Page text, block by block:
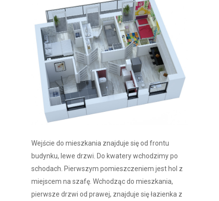
Wejście do mieszkania znajduje się od frontu
budynku, lewe drzwi. Do kwatery wchodzimy po
schodach. Pierwszym pomieszczeniem jest hol z
miejscem na szafę. Wchodząc do mieszkania,
pierwsze drzwi od prawej, znajduje się łazienka z